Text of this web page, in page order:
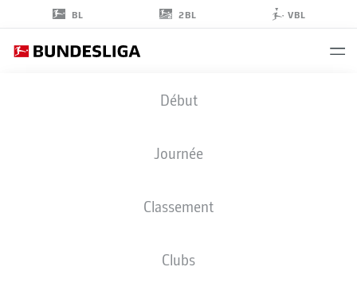
BL 2BL VBL
Début
Journée
Classement
Clubs